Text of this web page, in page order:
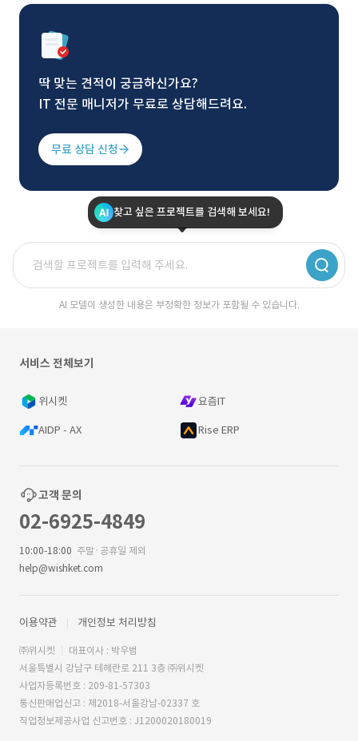
딱 맞는 견적이 궁금하신가요?
IT 전문 매니저가 무료로 상담해드려요.
무료 상담 신청
찾고 싶은 프로젝트를 검색해 보세요!
AI 모델이 생성한 내용은 부정확한 정보가 포함될 수 있습니다.
서비스 전체보기
위시켓 요즘IT
AIDP - AX Rise ERP
고객 문의
02-6925-4849
10:00-18:00 주말·공휴일 제외
help@wishket.com
이용약관 개인정보 처리방침
㈜위시켓
대표이사 : 박우범
서울특별시 강남구 테헤란로 211 3층 ㈜위시켓
사업자등록번호 : 209-81-57303
통신판매업신고 : 제2018-서울강남-02337 호
직업정보제공사업 신고번호 : J1200020180019